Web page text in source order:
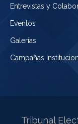
Entrevistas y
Eventos
Galerías
Campañas
Tribunal